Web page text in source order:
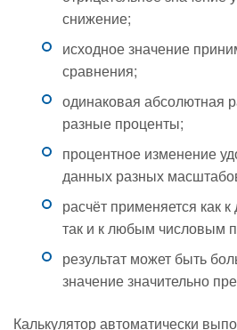
снижение;
исходное значение
сравнения;
одинаковая абсолютная
разные проценты;
процентное изменение
данных разных
расчёт применяется как
так и к любым числовым
результат может быть
значение значительно
Калькулятор автоматически